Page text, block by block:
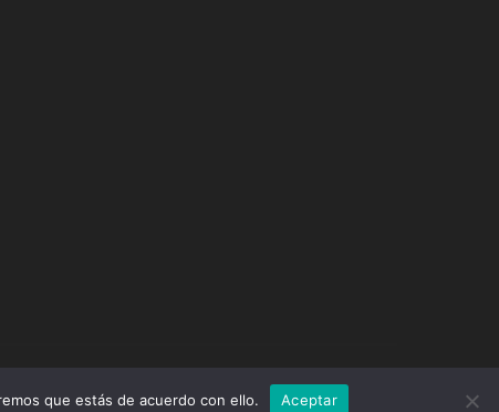
que estás de acuerdo con ello. Aceptar